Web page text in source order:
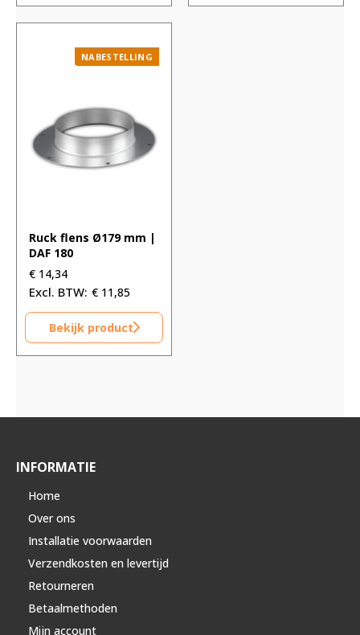
NABESTELLING
Ruck flens Ø179 mm |
DAF 180
€ 14,34
€ 11,85
Bekijk product
INFORMATIE
Home
Over ons
Installatie voorwaarden
Verzendkosten en levertijd
Retourneren
Betaalmethoden
Mijn account